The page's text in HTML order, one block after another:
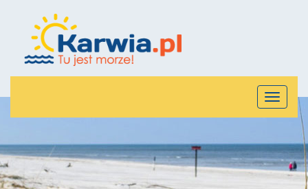
Rozwiń
menu